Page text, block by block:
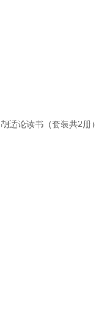
适论读书（套装共2册）